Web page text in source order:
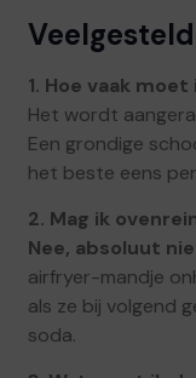
1. Hoe vaak
Het wordt
Een grondige
het beste eens
2. Mag ik
Nee, absoluut
airfryer-mandje
als ze bij volgend
soda.